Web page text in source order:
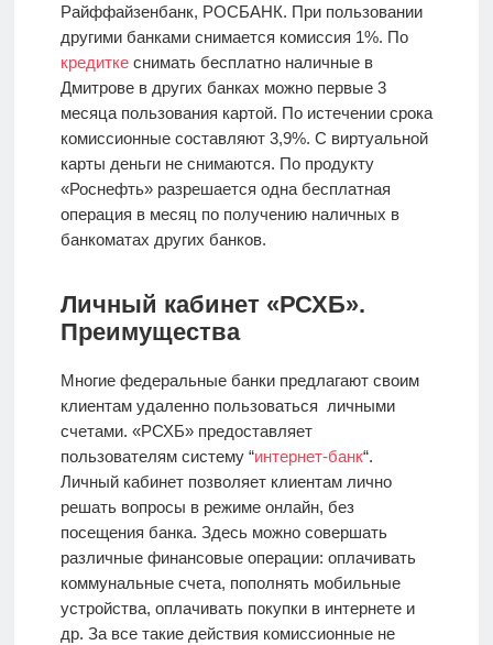
Райффайзенбанк, РОСБАНК. При пользовании
другими банками снимается комиссия 1%. По
кредиткеснимать бесплатно наличные в
Дмитрове в других банках можно первые 3
месяца пользования картой. По истечении срока
комиссионные составляют 3,9%. С виртуальной
карты деньги не снимаются. По продукту
«Роснефть» разрешается одна бесплатная
операция в месяц по получению наличных в
банкоматах других банков.
Личный кабинет «РСХБ».
Преимущества
Многие федеральные банки предлагают своим
клиентам удаленно пользоваться личными
счетами. «РСХБ» предоставляет
пользователям систему “интернет-банк“.
Личный кабинет позволяет клиентам лично
решать вопросы в режиме онлайн, без
посещения банка. Здесь можно совершать
различные финансовые операции: оплачивать
коммунальные счета, пополнять мобильные
устройства, оплачивать покупки в интернете и
др. За все такие действия комиссионные не